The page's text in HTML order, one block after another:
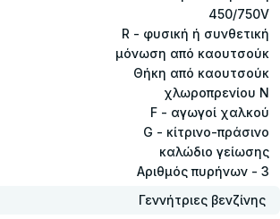
450/750V
R - φυσική ή συνθετική
μόνωση από καουτσούκ
Θήκη από καουτσούκ
χλωροπρενίου Ν
F - αγωγοί χαλκού
G - κίτρινο-πράσινο
καλώδιο γείωσης
Αριθμός πυρήνων - 3
Γεννήτριες βενζίνης